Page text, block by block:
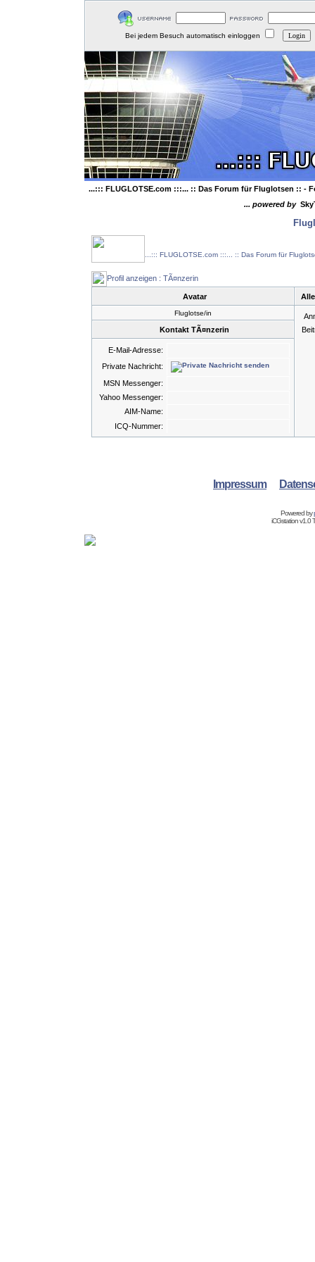
Bei jedem Besuch automatisch einloggen
...::: FLUGLOTSE.com :::... :: Das Forum für Fluglotsen :: -
... powered by
...::: FLUGLOTSE.com :::... :: Das Forum für
Profil anzeigen : TÃ¤nzerin
Avatar
Fluglotse/in
Kontakt TÃ¤nzerin
E-Mail-Adresse:
Private Nachricht:
MSN Messenger:
Yahoo Messenger:
AIM-Name:
ICQ-Nummer:
Impressum
Powered by
iCGstation v1.0